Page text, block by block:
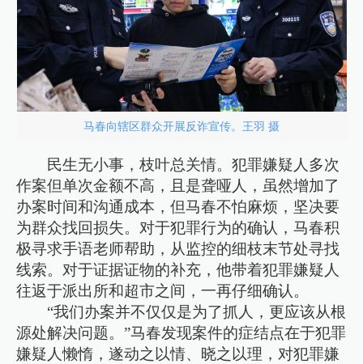
马春向辖区群众开展反诈宣传。王羽 摄
民生无小事，枝叶总关情。犯罪嫌疑人多次
作案但单次金额不高，且是聋哑人，虽然增加了
办案时间和沟通成本，但马春不怕麻烦，坚决要
为群众找回损失。对于犯罪行为的确认，马春积
极寻求手语老师帮助，从监控的细枝末节处寻找
线索。对于证据证物的补充，他带着犯罪嫌疑人
往返于派出所和超市之间，一再仔细确认。
“我们办案并不仅仅是为了抓人，更应该从根
源处解决问题。”马春发现案件的症结点在于犯罪
嫌疑人懒惰，遂动之以情、晓之以理，对犯罪嫌